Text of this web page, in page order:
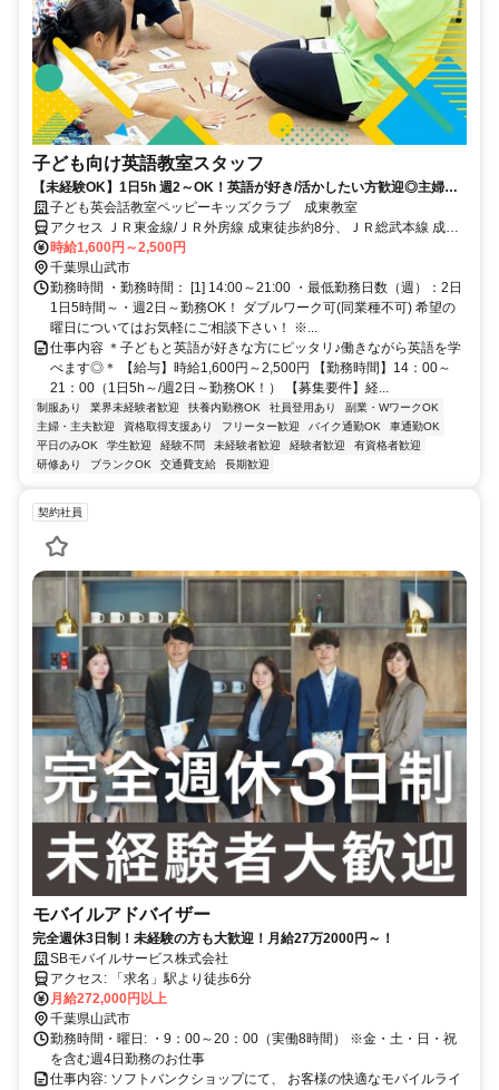
子ども向け英語教室スタッフ
【未経験OK】1日5h 週2～OK！英語が好き/活かしたい方歓迎◎主婦
(夫)/学生も活躍中！
子ども英会話教室ペッピーキッズクラブ 成東教室
アクセス ＪＲ東金線/ＪＲ外房線 成東徒歩約8分、ＪＲ総武本線 成東
徒歩約8分 JR総武本線「成東駅」より徒歩8分 ／近隣教室への勤務も
応相談 ※屋内禁煙
時給1,600円～2,500円
千葉県山武市
勤務時間 ・勤務時間： [1] 14:00～21:00 ・最低勤務日数（週）：2日
1日5時間～・週2日～勤務OK！ ダブルワーク可(同業種不可) 希望の
曜日についてはお気軽にご相談下さい！ ※...
仕事内容 ＊子どもと英語が好きな方にピッタリ♪働きながら英語を学
べます◎＊ 【給与】時給1,600円～2,500円 【勤務時間】14：00～
21：00（1日5h～/週2日～勤務OK！） 【募集要件】経...
制服あり 業界未経験者歓迎 扶養内勤務OK 社員登用あり
副業・WワークOK
主婦・主夫歓迎
資格取得支援あり フリーター歓迎 バイク通勤OK
車通勤OK
平日のみOK
学生歓迎 経験不問 未経験者歓迎 経験者歓迎
有資格者歓迎
研修あり
ブランクOK 交通費支給 長期歓迎
契約社員
モバイルアドバイザー
完全週休3日制！未経験の方も大歓迎！月給27万2000円～！
SBモバイルサービス株式会社
アクセス: 「求名」駅より徒歩6分
月給272,000円以上
千葉県山武市
勤務時間・曜日: ・9：00～20：00（実働8時間） ※金・土・日・祝
を含む週4日勤務のお仕事
仕事内容: ソフトバンクショップにて、 お客様の快適なモバイルライ